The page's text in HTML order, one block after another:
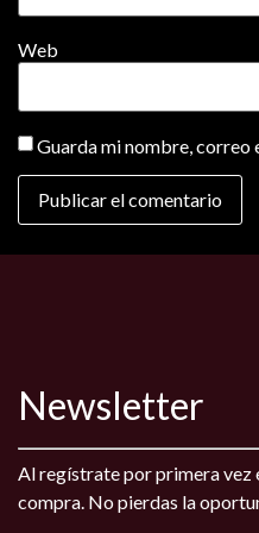
Web
Guarda mi nombre, correo
Newsletter
Al regístrate por primera vez
compra. No pierdas la